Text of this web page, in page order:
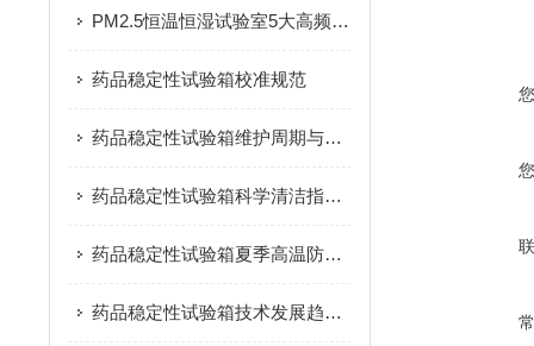
PM2.5恒温恒湿试验室5大高频故障快速排查
药品稳定性试验箱校准规范
药品稳定性试验箱维护周期与标准：科学延长设备寿命的实践指南
药品稳定性试验箱科学清洁指南：守护药品试验数据的洁净基石
药品稳定性试验箱夏季高温防护全攻略：科学运维守护关键数据
药品稳定性试验箱技术发展趋势与市场前景